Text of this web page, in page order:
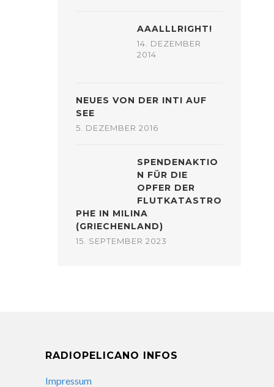
AAALLLRIGHT!
14. DEZEMBER
2014
NEUES VON DER INTI AUF
SEE
5. DEZEMBER 2016
SPENDENAKTIO
N FÜR DIE
OPFER DER
FLUTKATASTRO
PHE IN MILINA
(GRIECHENLAND)
15. SEPTEMBER 2023
RADIOPELICANO INFOS
Impressum